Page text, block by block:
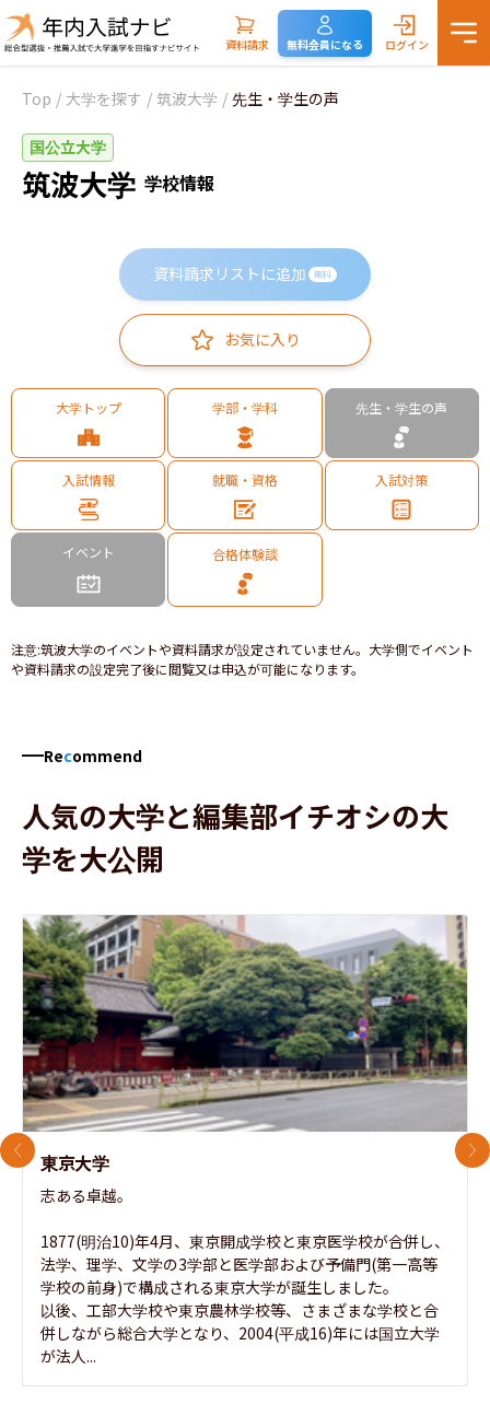
資料請求 無料会員になる ログイン
Top / 大学を探す / 筑波大学 / 先生・学生の声
国公立大学
筑波大学 学校情報
資料請求リストに追加 無料
お気に入り
大学トップ 学部・学科 先生・学生の声
入試情報 就職・資格 入試対策
イベント 合格体験談
注意:筑波大学のイベントや資料請求が設定されていません。大学側でイベント
や資料請求の設定完了後に閲覧又は申込が可能になります。
Recommend
人気の大学と編集部イチオシの大
学を大公開
東京大学
志ある卓越。
1877(明治10)年4月、東京開成学校と東京医学校が合併し、
法学、理学、文学の3学部と医学部および予備門(第一高等
学校の前身)で構成される東京大学が誕生しました。
以後、工部大学校や東京農林学校等、さまざまな学校と合
併しながら総合大学となり、2004(平成16)年には国立大学
が法人...
前のスライド 次